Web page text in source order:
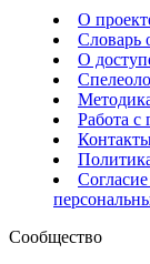
О
Словарь
О
Работа с
Сообщество